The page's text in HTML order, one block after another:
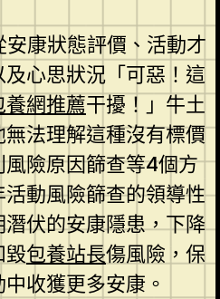
安康狀態評價、活動才
心思狀況「可惡！這
養網推薦干擾！」牛土
法理解這種沒有標價
險原因篩查等4個方
動風險篩查的領導性
伏的安康隱患，下降
毀包養站長傷風險，保
收獲更多安康。